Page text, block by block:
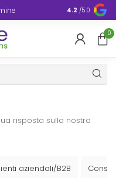
Consegna
Europa
4.2 /5.0
0
risposta sulla nostra
aziendali/B2B